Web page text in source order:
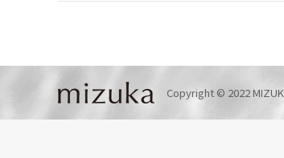
Copyright © 2022